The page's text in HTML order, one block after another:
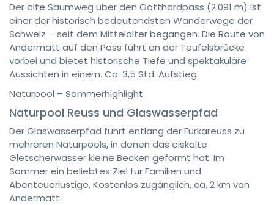
Der alte Saumweg über den Gotthardpass (2.091 m) ist
einer der historisch bedeutendsten Wanderwege der
Schweiz – seit dem Mittelalter begangen. Die Route von
Andermatt auf den Pass führt an der Teufelsbrücke
vorbei und bietet historische Tiefe und spektakuläre
Aussichten in einem. Ca. 3,5 Std. Aufstieg.
Naturpool – Sommerhighlight
Naturpool Reuss und Glaswasserpfad
Der Glaswasserpfad führt entlang der Furkareuss zu
mehreren Naturpools, in denen das eiskalte
Gletscherwasser kleine Becken geformt hat. Im
Sommer ein beliebtes Ziel für Familien und
Abenteuerlustige. Kostenlos zugänglich, ca. 2 km von
Andermatt.